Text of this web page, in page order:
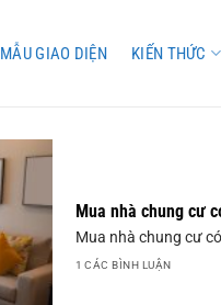
MẪU GIAO DIỆN KIẾN THỨC
Mua nhà chung cư
Mua nhà chung cư
1 CÁC BÌNH LUẬN